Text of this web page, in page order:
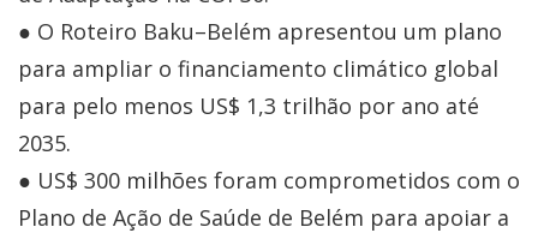
● O Roteiro Baku–Belém apresentou um plano
para ampliar o financiamento climático global
para pelo menos US$ 1,3 trilhão por ano até
2035.
● US$ 300 milhões foram comprometidos com o
Plano de Ação de Saúde de Belém para apoiar a